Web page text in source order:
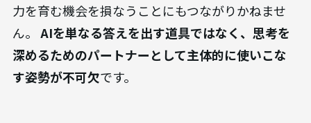
力を育む機会を損なうことにもつながりかねませ
ん。 AIを単なる答えを出す道具ではなく、思考を
深めるためのパートナーとして主体的に使いこな
す姿勢が不可欠です。